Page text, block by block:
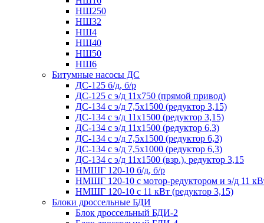
НШ250
НШ32
НШ4
НШ40
НШ50
НШ6
Битумные насосы ДС
ДС-125 б/д, б/р
ДС-125 с э/д 11х750 (прямой привод)
ДС-134 с э/д 7,5х1500 (редуктор 3,15)
ДС-134 с э/д 11х1500 (редуктор 3,15)
ДС-134 с э/д 11х1500 (редуктор 6,3)
ДС-134 с э/д 7,5х1500 (редуктор 6,3)
ДС-134 с э/д 7,5х1000 (редуктор 6,3)
ДС-134 с э/д 11х1500 (взр.), редуктор 3,15
НМШГ 120-10 б/д, б/р
НМШГ 120-10 с мотор-редуктором и э/д 11
НМШГ 120-10 с 11 кВт (редуктор 3,15)
Блоки дроссельные БДИ
Блок дроссельный БДИ-2